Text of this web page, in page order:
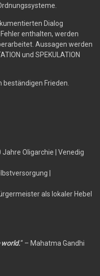
Dialog
enthalten, werden
Aussagen werden
und SPEKULATION
beständigen Frieden.
Jahre Oligarchie | Venedig
|
als lokaler Hebel
world.“ – Mahatma Gandhi